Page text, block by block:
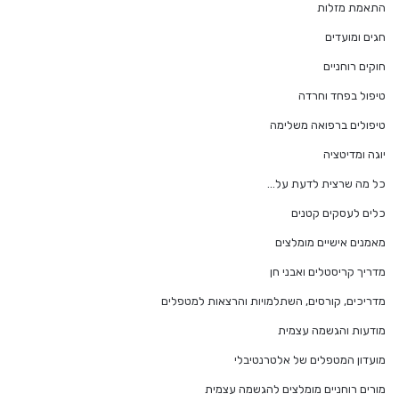
התאמת מזלות
חגים ומועדים
חוקים רוחניים
טיפול בפחד וחרדה
טיפולים ברפואה משלימה
יוגה ומדיטציה
כל מה שרצית לדעת על…
כלים לעסקים קטנים
מאמנים אישיים מומלצים
מדריך קריסטלים ואבני חן
מדריכים, קורסים, השתלמויות והרצאות למטפלים
מודעות והגשמה עצמית
מועדון המטפלים של אלטרנטיבלי
מורים רוחניים מומלצים להגשמה עצמית